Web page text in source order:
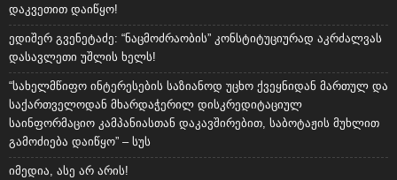
დაკვეთით დაიწყო!
ედიშერ გვენეტაძე: “ნაცმოძრაობის” კონსტიტუციურად აკრძალვას
დასავლეთი უშლის ხელს!
“სახელმწიფო ინტერესების საზიანოდ უცხო ქვეყნიდან მართულ და
საქართველოდან მხარდაჭერილ დისკრედიტაციულ
საინფორმაციო კამპანიასთან დაკავშირებით, საბოტაჟის მუხლით
გამოძიება დაიწყო” – სუს
იმედია, ასე არ არის!